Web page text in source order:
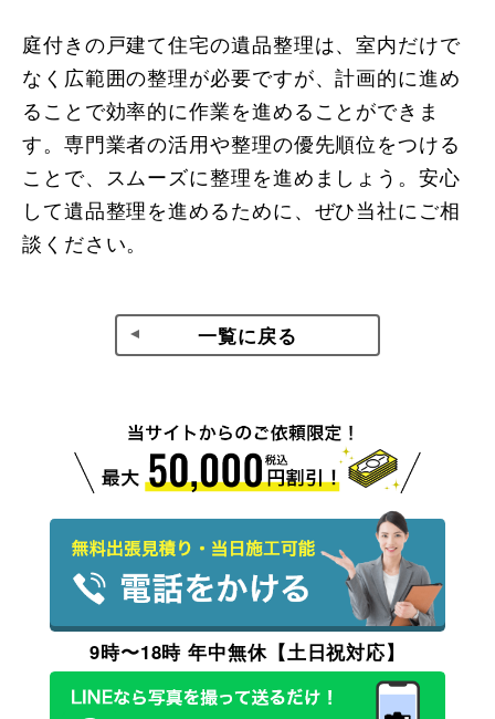
庭付きの戸建て住宅の遺品整理は、室内だけで
なく広範囲の整理が必要ですが、計画的に進め
ることで効率的に作業を進めることができま
す。専門業者の活用や整理の優先順位をつける
ことで、スムーズに整理を進めましょう。安心
して遺品整理を進めるために、ぜひ当社にご相
談ください。
一覧に戻る
9時〜18時 年中無休【土日祝対応】